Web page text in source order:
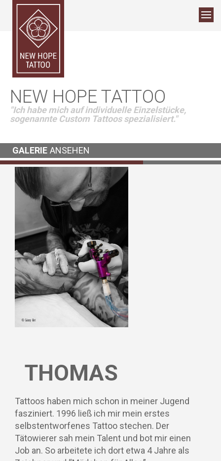
NEW HOPE TATTOO
"Ich habe mich auf individuelle Einzelstücke,
sogenannte Custom Tattoos spezialisiert."
GALERIE ANSEHEN
THOMAS
Tattoos haben mich schon in meiner Jugend
fasziniert. 1996 ließ ich mir mein erstes
selbstentworfenes Tattoo stechen. Der
Tätowierer sah mein Talent und bot mir einen
Job an. So arbeitete ich dort etwa 4 Jahre als